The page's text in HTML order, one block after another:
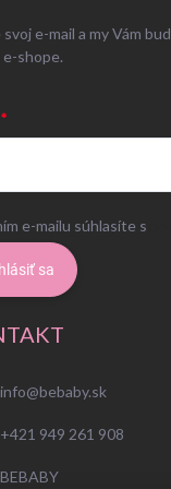
e-mail a my Vám
e-shope.
e-mailu súhlasíte s
sa
info@bebaby.sk
+421 949 261 908
BEBABY